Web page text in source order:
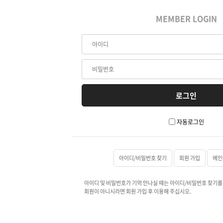
MEMBER LOGIN
자동로그인
아이디/비밀번호 찾기 회원 가입 메
아이디 및 비밀번호가 기억 안나실 때는 아이디/비밀번호 찾기
회원이 아니시라면 회원 가입 후 이용해 주십시오.